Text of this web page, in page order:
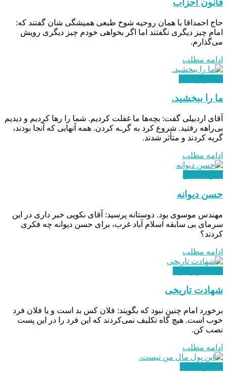
قانون احزاب
حاج احمداقا با همان روحیه شوخ طبعی همیشگی شان گفتند که:
امام چیز دیگری نگفتند اما اگر بخواهی خودم چیز دیگری رویش
می‌گذارم.
ادامه مطلب
ما را ببخشید.
آقای اردبیلی گفت: بچه‌ها ما غفلت کردیم. شما را رها کردیم و دیدیم
بی‌راهه رفتید. شروع کرد به گرـه کردن. همه آنهایی که آنجا بودند،
گریه کردند و متأثر شدند.
ادامه مطلب
حسن دیوانه
مهندس موسوی بود. دوستانه پرسید: آقای نکویی خبر داری در این
سرمای بی‌ سابقه اسلام آباد غرب، برای حسن دیوانه چه فکری
کردند؟
ادامه مطلب
شهادت تاریخی
برخورد امام چنین نبود که بگویند: فلان کس بد است و یا فلان فرد
خوب است. هیچ گاه تکلیف نمی‌کردند که این فرد را در این پست
نصب کن.
ادامه مطلب